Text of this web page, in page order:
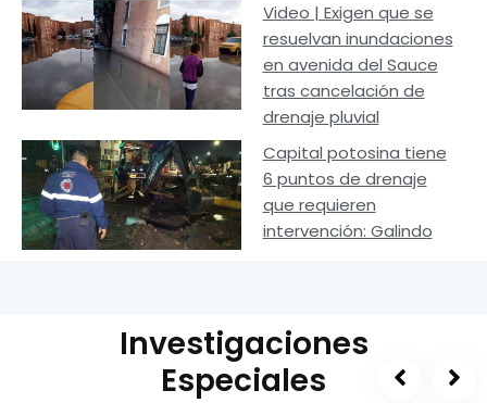
Video | Exigen que se
resuelvan inundaciones
en avenida del Sauce
tras cancelación de
drenaje pluvial
Capital potosina tiene
6 puntos de drenaje
que requieren
intervención: Galindo
Investigaciones
Especiales